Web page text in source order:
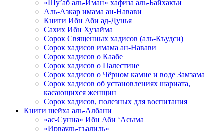
«Шу’аб аль-Иман» хафиза аль-Байхакъи
Аль-Азкар имама ан-Навави
Книги Ибн Аби ад-Дунья
Сахих Ибн Хузайма
Сорок Священных хадисов (аль-Къудси)
Сорок хадисов имама ан-Навави
Сорок хадисов о Каабе
Сорок хадисов о Палестине
Сорок хадисов о Чёрном камне и воде Замзама
Сорок хадисов об установлениях шариата,
касающихся женщин
Сорок хадисов, полезных для воспитания
Книги шейха аль-Албани
«ас-Сунна» Ибн Аби ‘Асыма
«Ирвауль-гъалиль»